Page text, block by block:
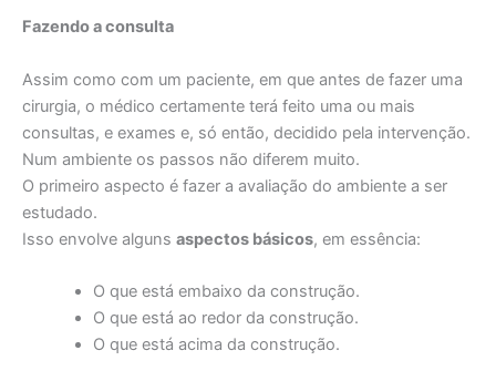
Fazendo a consulta
Assim como com um paciente, em que antes de fazer uma
cirurgia, o médico certamente terá feito uma ou mais
consultas, e exames e, só então, decidido pela intervenção.
Num ambiente os passos não diferem muito.
O primeiro aspecto é fazer a avaliação do ambiente a ser
estudado.
Isso envolve alguns aspectos básicos, em essência:
O que está embaixo da construção.
O que está ao redor da construção.
O que está acima da construção.